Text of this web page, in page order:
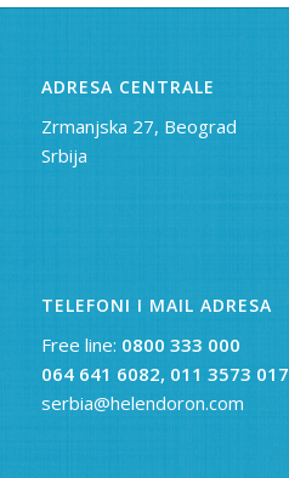
ADRESA CENTRALE
Zrmanjska 27, Beograd
Srbija
TELEFONI I MAIL ADRESA
Free line: 0800 333 000
064 641 6082, 011 3573 017
serbia@helendoron.com